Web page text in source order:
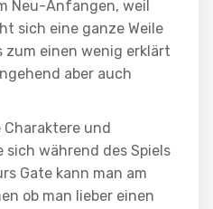
Neu-Anfangen, weil
sich eine ganze Weile
zum einen wenig erklärt
aber auch
Charaktere und
sich während des Spiels
Gate kann man am
ob man lieber einen